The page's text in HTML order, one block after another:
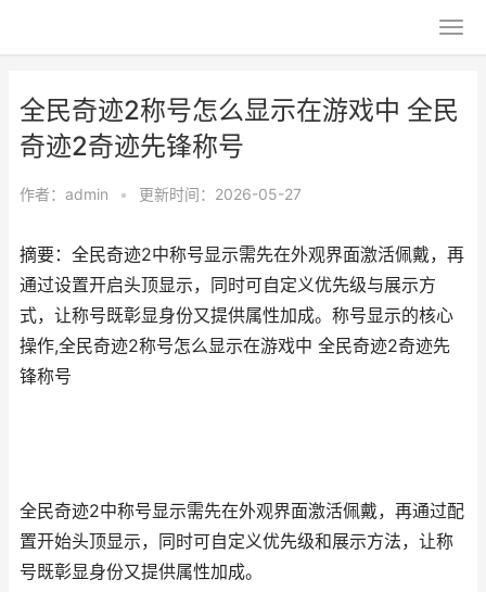
全民奇迹2称号怎么显示在游戏中 全民
奇迹2奇迹先锋称号
作者： admin • 更新时间：2026-05-27
摘要：全民奇迹2中称号显示需先在外观界面激活佩戴，再
通过设置开启头顶显示，同时可自定义优先级与展示方
式，让称号既彰显身份又提供属性加成。称号显示的核心
操作,全民奇迹2称号怎么显示在游戏中 全民奇迹2奇迹先
锋称号
全民奇迹2中称号显示需先在外观界面激活佩戴，再通过配
置开始头顶显示，同时可自定义优先级和展示方法，让称
号既彰显身份又提供属性加成。